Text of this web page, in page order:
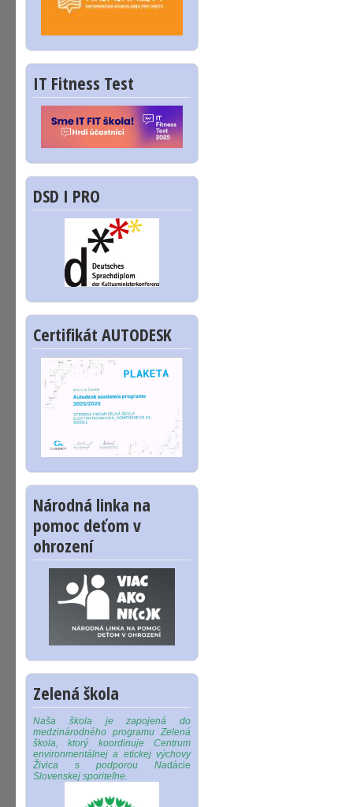
IT Fitness Test
DSD I PRO
Certifikát AUTODESK
Národná linka na
pomoc deťom v
ohrození
Zelená škola
Naša škola je zapojená do
medzinárodného programu Zelená
škola, ktorý koordinuje Centrum
environmentálnej a etickej výchovy
Živica s podporou Nadácie
Slovenskej sporiteľne.